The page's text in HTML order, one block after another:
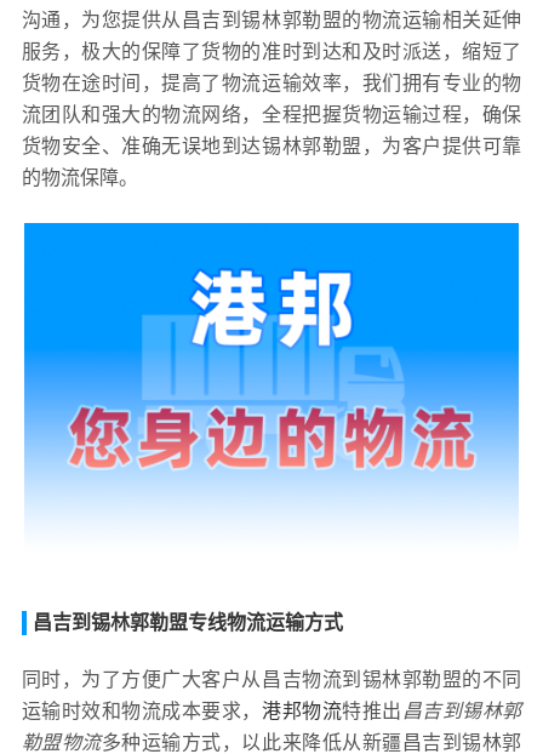
沟通，为您提供从昌吉到锡林郭勒盟的物流运输相关延伸
服务，极大的保障了货物的准时到达和及时派送，缩短了
货物在途时间，提高了物流运输效率，我们拥有专业的物
流团队和强大的物流网络，全程把握货物运输过程，确保
货物安全、准确无误地到达锡林郭勒盟，为客户提供可靠
的物流保障。
昌吉到锡林郭勒盟专线物流运输方式
同时，为了方便广大客户从昌吉物流到锡林郭勒盟的不同
运输时效和物流成本要求， 港邦物流特推出 昌吉到锡林郭
勒盟物流多种运输方式，以此来降低从新疆昌吉到锡林郭